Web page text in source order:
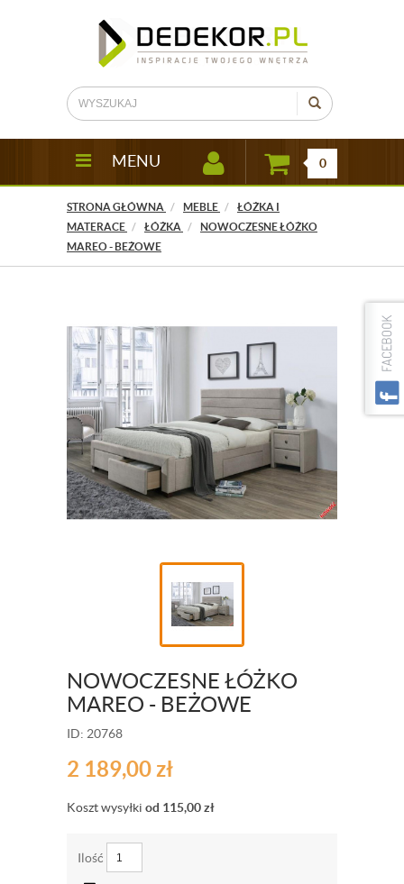
MENU 0
STRONA GŁÓWNA MEBLE
ŁÓŻKA I
MATERACE
ŁÓŻKA
NOWOCZESNE ŁÓŻKO
MAREO - BEŻOWE
NOWOCZESNE ŁÓŻKO
MAREO - BEŻOWE
ID: 20768
2 189,00zł
Koszt wysyłki od 115,00zł
Ilość